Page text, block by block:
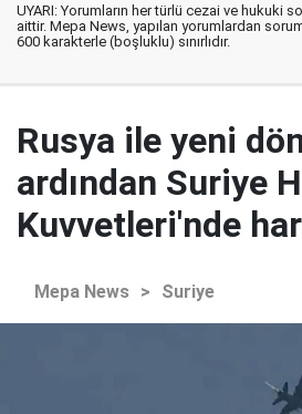
UYARI: Yorumların her türlü cezai ve hukuki
aittir. Mepa News, yapılan yorumlardan
600 karakterle (boşluklu) sınırlıdır.
Rusya ile yeni
ardından Suriye
Kuvvetleri'nde
Mepa News > Suriye